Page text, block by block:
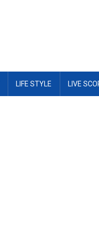
LIFE STYLE LIVE